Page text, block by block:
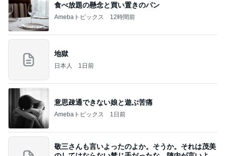
食べ放題の懸念と買い置きのパン
Amebaトピックス 12時間前
地獄
日本人 1日前
意思疎通できない娘と遊ぶ苦痛
Amebaトピックス 1日前
敬三さんも言いよったのよか。そうか。それは茂美